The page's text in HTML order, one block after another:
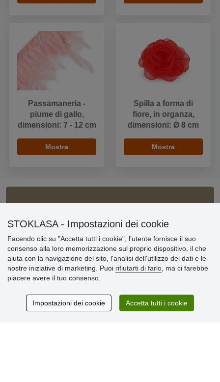
Passamaneria -
piume di gallo,
dimensioni: 7 - 12 cm
Mostra
Spilla a forma di
fiore, in organza,
dimensioni: Ø 8 cm
Mostra
» Impostazioni dei cookie
» Termini & Condizioni
» Informativa sulla Privacy
» Consegna e pagamento
» Garanzia e resi
» Programma fedeltà
Recensioni
STOKLASA - Impostazioni dei cookie
Facendo clic su "Accetta tutti i cookie", l’utente fornisce il suo
consenso alla loro memorizzazione sul proprio dispositivo, il che
aiuta con la navigazione del sito, l'analisi dell'utilizzo dei dati e le
nostre iniziative di marketing. Puoi rifiutarti di farlo , ma ci farebbe
piacere avere il tuo consenso.
Impostazioni dei cookie Accetta tutti i cookie